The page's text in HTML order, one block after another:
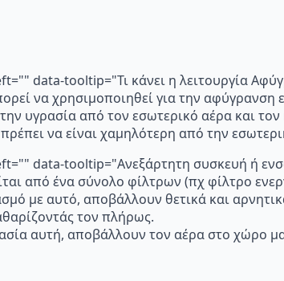
data-tooltip="Τι κάνει η λειτουργία
να χρησιμοποιηθεί για την
υγρασία από τον εσωτερικό αέρα και
πρέπει να είναι χαμηλότερη από την
data-tooltip="Ανεξάρτητη συσκευή ή
από ένα σύνολο φίλτρων (πχ φίλτρο
με αυτό, αποβάλλουν θετικά και
τον πλήρως.
αυτή, αποβάλλουν τον αέρα στο χώρο